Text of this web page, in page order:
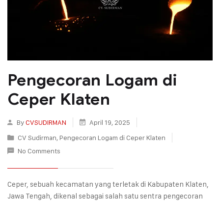
Pengecoran Logam di
Ceper Klaten
ByCVSUDIRMAN
April 19, 2025
CV Sudirman, Pengecoran Logam di Ceper Klaten
No Comments
Ceper, sebuah kecamatan yang terletak di Kabupaten Klaten,
Jawa Tengah, dikenal sebagai salah satu sentra pengecoran